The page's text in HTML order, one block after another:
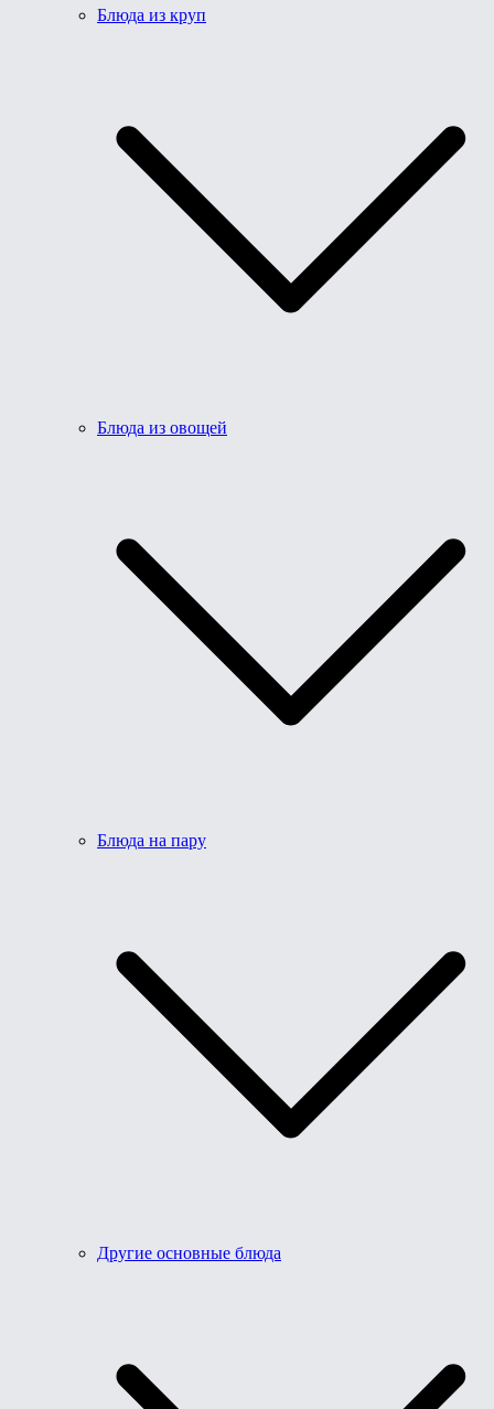
Блюда из круп
Блюда из овощей
Блюда на пару
Другие основные блюда